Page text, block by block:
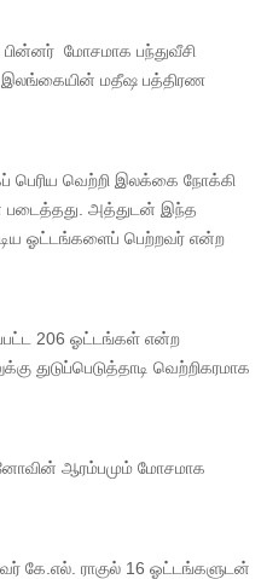
மோசமாக பந்துவீசி
இலங்கையின் மதீஷ பத்திரண
பெரிய வெற்றி இலக்கை நோக்கி
படைத்தது. அத்துடன் இந்த
ஓட்டங்களைப் பெற்றவர் என்ற
206 ஓட்டங்கள் என்ற
துடுப்பெடுத்தாடி வெற்றிகரமாக
ஆரம்பமும் மோசமாக
கே.எல். ராகுல் 16 ஓட்டங்களுடன்